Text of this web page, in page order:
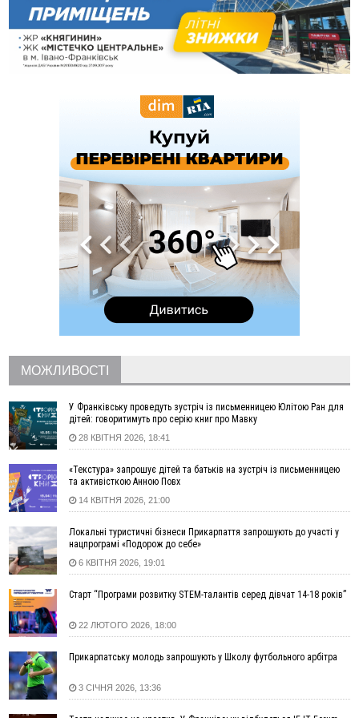
14:35
Не знає англійську на достатньому рівні. Франківець Лев
Кишакевич не зможе стати суддею Міжнародного
кримінального суду
14:14
У Ворохті проведуть Кубок ФЛСУ зі стрибків на лижах,
На Калущині розшукали чоловіка, який три дні
Боднар розповів про реакцію влади Польщі на атаки на
українців та про зміни після 23 серпня
ВІДЕО "Едельвейси" щемливо привітали рідну Коломию з
Днем міста
Вчора у Франківську, Коломиї, Долині та Яремче
зафіксували рекордну спеку
У Надвірній п'яна жінка побила малолітнього хлопчика: суд
призначив штраф і 30 тисяч компенсації
У басейні Дністра встановилася гідрологічна посуха - рівні
води наблизилися до найнижчих показників
У Бурштині поблизу АЗС сталася масова бійка, поліція
тисяч позивається до Франківська на понад 20 млн грн
08:52
У горах біля Осмолоди за допомогою БПЛА розшукали
двох жінок, які заблукали під час збирання ягід
05 Серпня
19:52
У Франківську вперше прооперували немовля без
відкритої операції
18:42
На лінії зіткнення загинув керівник пошукового загону
"Плацдарм" Олексій Юков
18:11
СБС за дві доби уразили 13 енергооб'єктів на окупованих
територіях
17:20
Українці подали рекордну кількість заяв до університетів.
Які спеціальності обирають
16:43
Зарплати на Прикарпатті за місяць зросли на 10%, але до
середньої по Україні ще далеко
16:14
Франківець, який стріляв біля АЗС, вийшов під заставу та
був повторно затриманий
15:54
Прикарпатець прийшов у Пенсійний та заявив поліції про
гранату, бо йому не нарахували пенсію
МОЖЛИВОСТІ
У Франківську проведуть зустріч із письменницею Юлітою Ран для
дітей: говоритимуть про серію книг про Мавку
28 КВІТНЯ 2026, 18:41
«Текстура» запрошує дітей та батьків на зустріч із письменницею
та активісткою Анною Повх
14 КВІТНЯ 2026, 21:00
Локальні туристичні бізнеси Прикарпаття запрошують до участі у
нацпрограмі «Подорож до себе»
6 КВІТНЯ 2026, 19:01
Старт “Програми розвитку STEM-талантів серед дівчат 14-18 років”
22 ЛЮТОГО 2026, 18:00
Прикарпатську молодь запрошують у Школу футбольного арбітра
3 СІЧНЯ 2026, 13:36